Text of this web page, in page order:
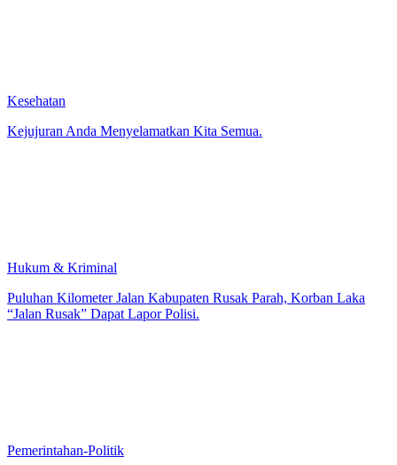
Kesehatan
Kejujuran Anda Menyelamatkan Kita Semua.
Hukum & Kriminal
Puluhan Kilometer Jalan Kabupaten Rusak Parah, Korban Laka
“Jalan Rusak” Dapat Lapor Polisi.
Pemerintahan-Politik